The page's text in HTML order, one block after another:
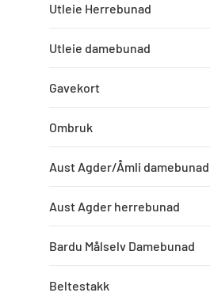
Utleie Herrebunad
Utleie damebunad
Gavekort
Ombruk
Aust Agder/Åmli damebunad
Aust Agder herrebunad
Bardu Målselv Damebunad
Beltestakk